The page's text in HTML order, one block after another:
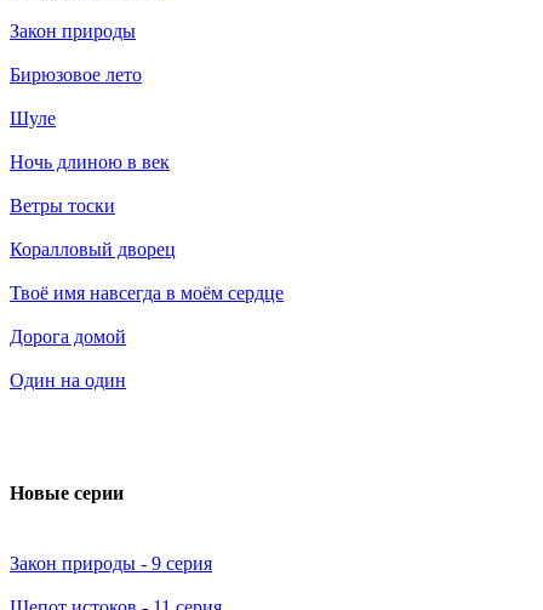
Закон природы
Бирюзовое лето
Шуле
Ночь длиною в век
Ветры тоски
Коралловый дворец
Твоё имя навсегда в моём сердце
Дорога домой
Один на один
Новые серии
Закон природы - 9 серия